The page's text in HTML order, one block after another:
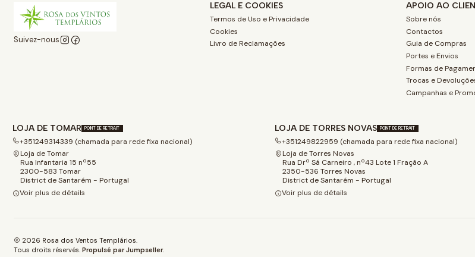
Suivez-nous
LEGAL E COOKIES
Termos de Uso e Privacidade
Cookies
Livro de Reclamações
APOIO AO
Sobre nós
Contactos
Guia de Compras
Portes e Envios
Formas de
Trocas e
Campanhas e
LOJA DE TOMAR POINT DE RETRAIT
+351249314339 (chamada para rede fixa nacional)
Loja de Tomar
Rua Infantaria 15 nº55
2300-583 Tomar
District de Santarém - Portugal
Voir plus de détails
LOJA DE TORRES NOVAS POINT DE RETRAIT
+351249822959 (chamada para rede fixa nacional)
Loja de Torres Novas
Rua Drº Sá Carneiro , nº43 Lote 1 Fração A
2350-536 Torres Novas
District de Santarém - Portugal
Voir plus de détails
2026 Rosa dos Ventos Templários.
Tous droits réservés. Propulsé par Jumpseller.